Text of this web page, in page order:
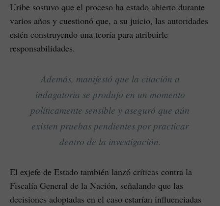
Uribe sostuvo que el proceso ha estado abierto durante
varios años y cuestionó que, a su juicio, las autoridades
estén construyendo una teoría para atribuirle
responsabilidades.
Además, manifestó que la citación a
indagatoria se produjo en un momento
políticamente sensible y aseguró que aún
existen pruebas pendientes por practicar
dentro de la investigación.
El exjefe de Estado también lanzó críticas contra la
Fiscalía General de la Nación, señalando que las
decisiones adoptadas en el caso estarían influenciadas